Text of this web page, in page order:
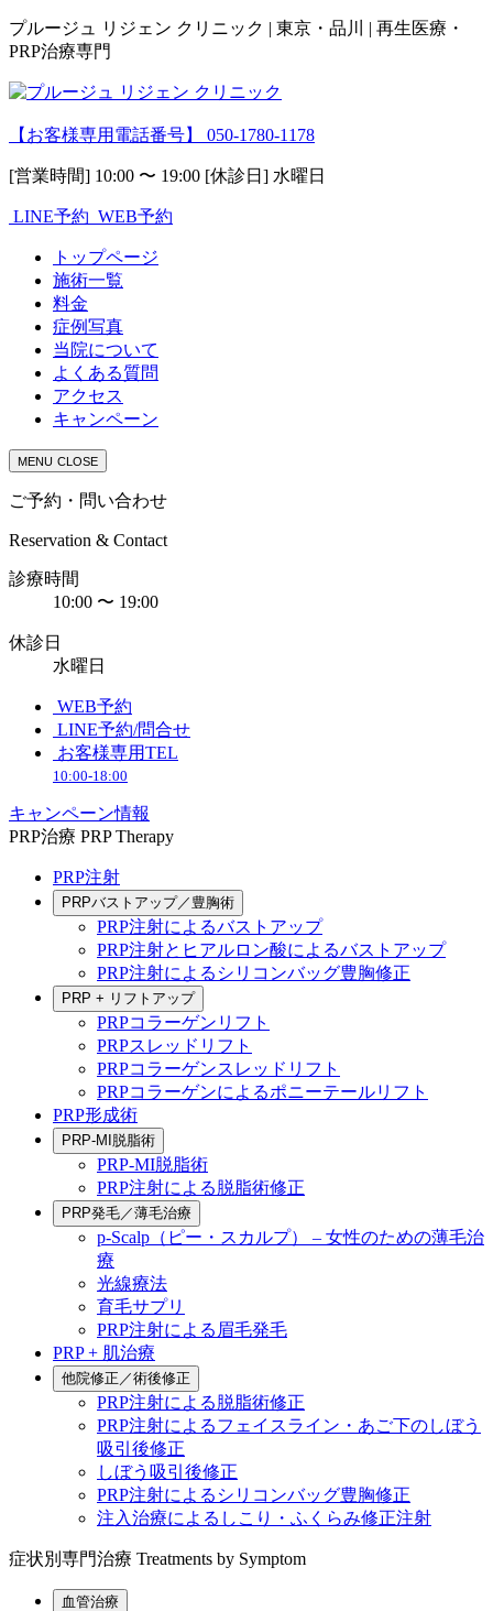
プルージュ リジェン クリニック | 東京・品川 | 再生医療・
PRP治療専門
【お客様専用電話番号】 050-1780-1178
[営業時間] 10:00 〜 19:00 [休診日] 水曜日
LINE予約 WEB予約
トップページ
施術一覧
料金
症例写真
当院について
よくある質問
アクセス
キャンペーン
MENU CLOSE
ご予約・問い合わせ
Reservation & Contact
診療時間
10:00 〜 19:00
休診日
水曜日
WEB予約
LINE予約/問合せ
お客様専用TEL
10:00-18:00
キャンペーン情報
PRP治療 PRP Therapy
PRP注射
PRPバストアップ／豊胸術
PRP注射によるバストアップ
PRP注射とヒアルロン酸によるバストアップ
PRP注射によるシリコンバッグ豊胸修正
PRP + リフトアップ
PRPコラーゲンリフト
PRPスレッドリフト
PRPコラーゲンスレッドリフト
PRPコラーゲンによるポニーテールリフト
PRP形成術
PRP-MI脱脂術
PRP-MI脱脂術
PRP注射による脱脂術修正
PRP発毛／薄毛治療
p-Scalp（ピー・スカルプ） – 女性のための薄毛治
療
光線療法
育毛サプリ
PRP注射による眉毛発毛
PRP + 肌治療
他院修正／術後修正
PRP注射による脱脂術修正
PRP注射によるフェイスライン・あご下のしぼう
吸引後修正
しぼう吸引後修正
PRP注射によるシリコンバッグ豊胸修正
注入治療によるしこり・ふくらみ修正注射
症状別専門治療 Treatments by Symptom
血管治療